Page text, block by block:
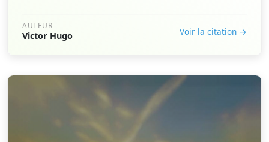
AUTEUR
Victor Hugo Voir la citation →